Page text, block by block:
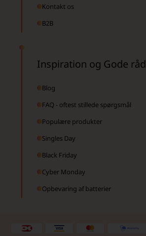
Kontakt os
B2B
Inspiration og Gode råd
Blog
FAQ - oftest stillede spørgsmål
Populære produkter
Singles Day
Black Friday
Cyber Monday
Opbevaring af batterier